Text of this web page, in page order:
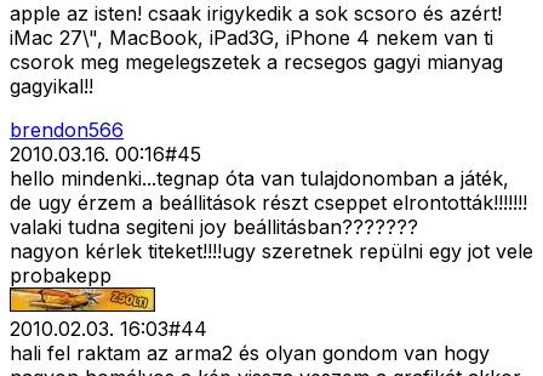
apple az isten! csaak irigykedik a sok scsoro és azért!
iMac 27\", MacBook, iPad3G, iPhone 4 nekem van ti
csorok meg megelegszetek a recsegos gagyi mianyag
gagyikal!!
brendon566
2010.03.16. 00:16#45
hello mindenki...tegnap óta van tulajdonomban a játék,
de ugy érzem a beállitások részt cseppet elrontották!!!!!!!
valaki tudna segiteni joy beállitásban???????
nagyon kérlek titeket!!!!ugy szeretnek repülni egy jot vele
probakepp
2010.02.03. 16:03#44
hali fel raktam az arma2 és olyan gondom van hogy